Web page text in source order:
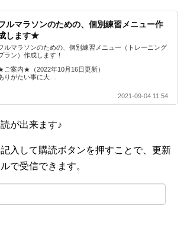
ルマラソンのための、個別練習メニュー作
します★
ルマラソンのための、個別練習メニュー（トレーニング
ラン）作成します！
ご案内★（2022年10月16日更新）
りがたい事に大…
2021-09-04 11:54
が出来ます♪
入して購読ボタンを押すことで、更新
で受信できます。